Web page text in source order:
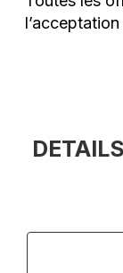
DETAILS